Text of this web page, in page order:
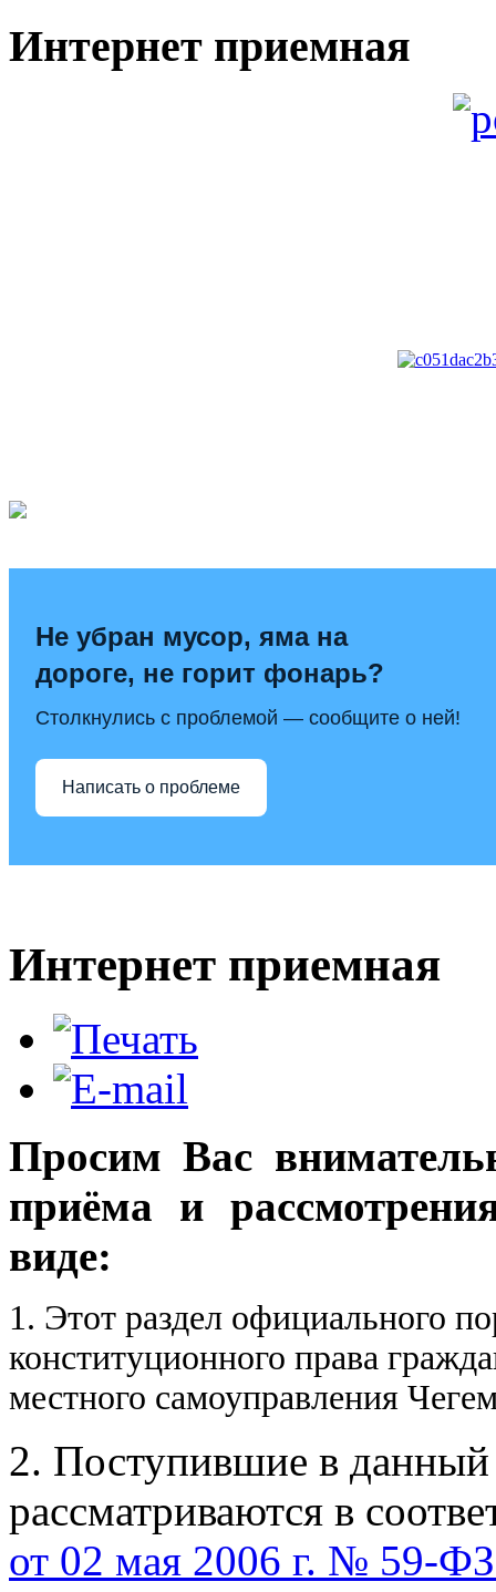
Интернет приемная
Не убран мусор, яма на
дороге, не горит фонарь?
Столкнулись с проблемой — сообщите о ней!
Написать о проблеме
Интернет приемная
Просим Вас
приёма и
виде:
1. Этот раздел официального
конституционного права
местного самоуправления
2. Поступившие в данный
рассматриваются в
от 02 мая 2006 г. № 59-